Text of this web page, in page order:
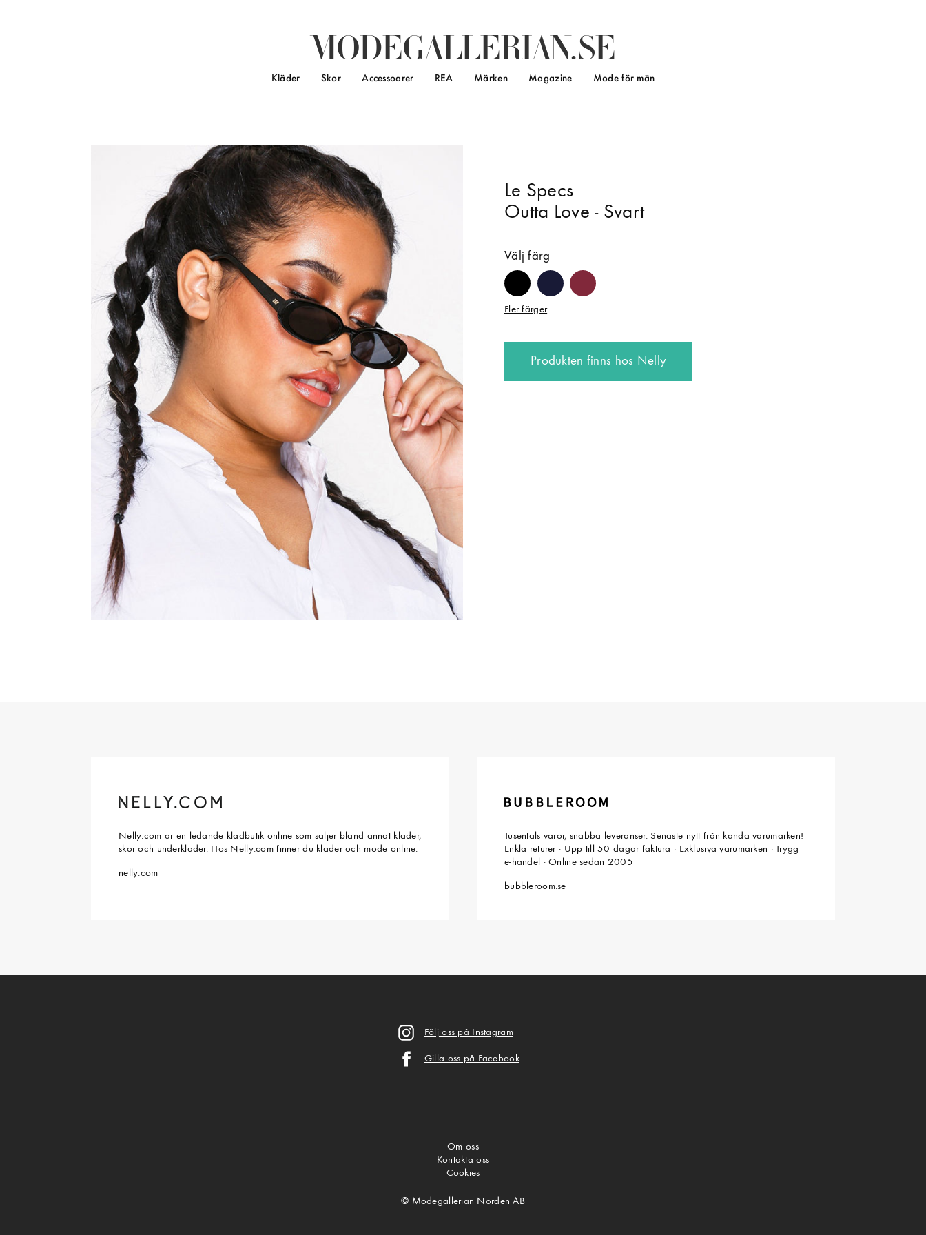
MODEGALLERIAN.SE
Kläder Skor Accessoarer REA Märken Magazine Mode för män
Le Specs
Outta Love - Svart
Välj färg
#000000#181a36#81283a
Fler färger
Produkten finns hos Nelly
Nelly.com är en ledande klädbutik online som säljer bland annat kläder,
skor och underkläder. Hos Nelly.com finner du kläder och mode online.
nelly.com
Tusentals varor, snabba leveranser. Senaste nytt från kända varumärken!
Enkla returer · Upp till 50 dagar faktura · Exklusiva varumärken · Trygg
e-handel · Online sedan 2005
bubbleroom.se
Följ oss på Instagram
Gilla oss på Facebook
Om oss
Kontakta oss
Cookies
© Modegallerian Norden AB